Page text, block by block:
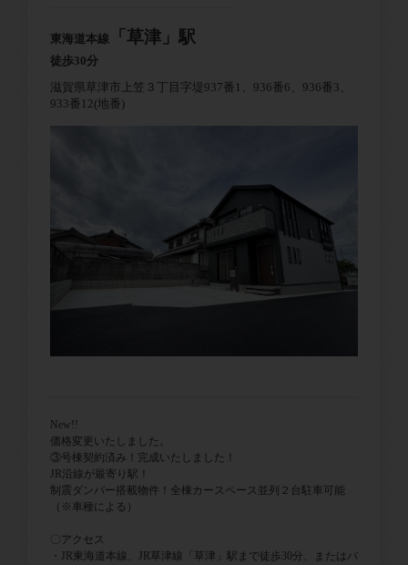
東海道本線 「草津」駅
徒歩30分
滋賀県草津市上笠３丁目字堤937番1、936番6、936番3、
933番12(地番)
New!!
価格変更いたしました。
③号棟契約済み！完成いたしました！
JR沿線が最寄り駅！
制震ダンパー搭載物件！全棟カースペース並列２台駐車可能
（※車種による）
〇アクセス
・JR東海道本線、JR草津線「草津」駅まで徒歩30分、またはバ